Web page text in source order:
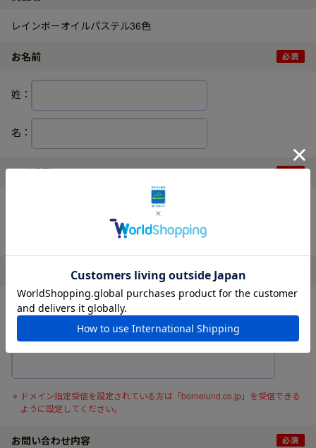
レインボーオイルパステル36色
お名前
姓：
名：
電話番号
ハイフンなしでご入力ください。
メールアドレス
確認の為、メールアドレスを再度入力してください。
ドメイン指定受信を設定されている方は「bornelund.co.jp」を受信できる
ように設定してください。
お問い合わせ内容